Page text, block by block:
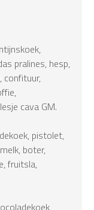
pralines, hesp,
confituur,
cava GM.
pistolet,
boter,
fruitsla,